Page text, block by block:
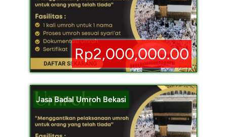
Rp2,000,000.00
Jasa Badal Umroh Bekasi